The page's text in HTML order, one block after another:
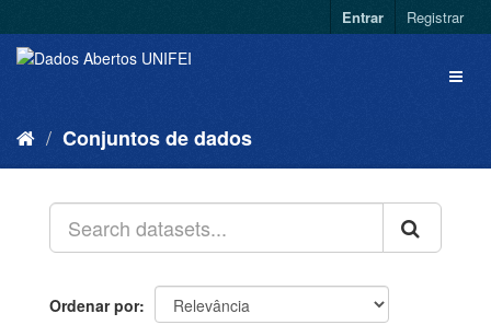
Entrar Registrar
Conjuntos de dados
Ordenar por